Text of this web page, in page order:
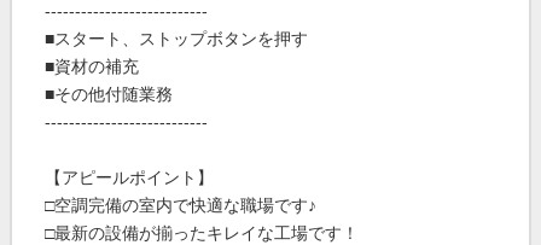
---------------------------
■スタート、ストップボタンを押す
■資材の補充
■その他付随業務
---------------------------
【アピールポイント】
□空調完備の室内で快適な職場です♪
□最新の設備が揃ったキレイな工場です！